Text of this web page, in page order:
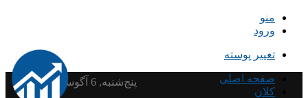
منو
ورود
تغییر پوسته
صفحه اصلی
کلان
پنج‌شنبه, 6 آگوست 2026